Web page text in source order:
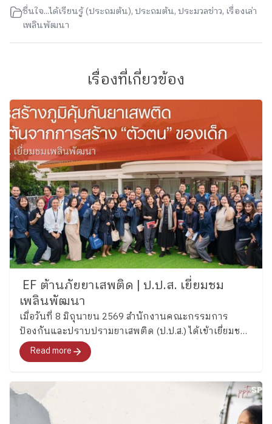
ชื่นใจ...ได้เรียนรู้ (ประถมต้น), ประถมต้น, ประมวลข่าว, เรื่องเล่า
เพลินพัฒนา
เรื่องที่เกี่ยวข้อง
EF ต้านภัยยาเสพติด | ป.ป.ส. เยี่ยมชม
เพลินพัฒนา
เมื่อวันที่ 8 มิถุนายน 2569 สำนักงานคณะกรรมการ
ป้องกันและปราบปรามยาเสพติด (ป.ป.ส.) ได้เข้าเยี่ยมชม
และศึกษากระบวนการพัฒนาทักษะสมองเพื่อการจัดการ
ชีวิต (Executive Functions : EF) ของโรงเรียนเพลิน
Read more